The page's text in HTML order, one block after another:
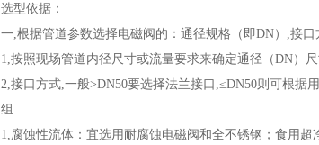
选型依据：
一,根据管道参数选择电磁阀的：通径规格（即DN）,接口
1,按照现场管道内径尺寸或流量要求来确定通径（DN）尺
2,接口方式,一般>DN50要选择法兰接口,≤DN50则可根据
组
1,腐蚀性流体：宜选用耐腐蚀电磁阀和全不锈钢；食用超